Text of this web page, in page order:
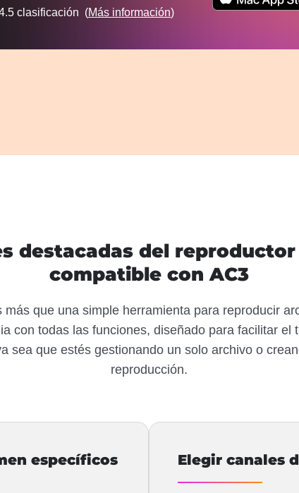
clasificación (Más información)
destacadas del
compatible con AC3
más que una simple herramienta para reproducir
con todas las funciones, diseñado para facilitar el
sea que estés gestionando un solo archivo o
reproducción.
específicos
Elegir canales